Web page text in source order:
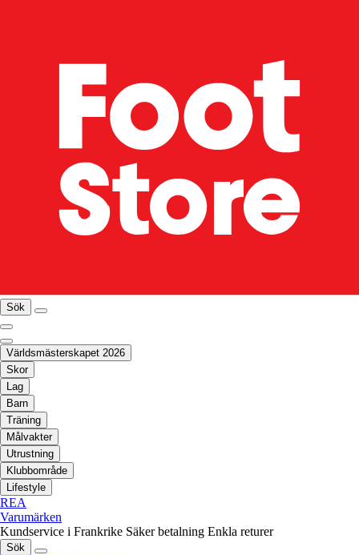
Sök
Världsmästerskapet 2026
Skor
Lag
Barn
Träning
Målvakter
Utrustning
Klubbområde
Lifestyle
REA
Varumärken
Kundservice i Frankrike Säker betalning Enkla returer
Sök